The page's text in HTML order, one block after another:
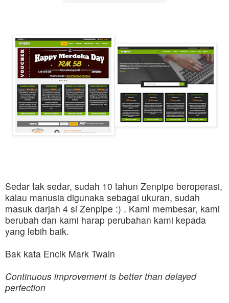
Sedar tak sedar, sudah 10 tahun Zenpipe beroperasi,
kalau manusia digunaka sebagai ukuran, sudah
masuk darjah 4 si Zenpipe :) . Kami membesar, kami
berubah dan kami harap perubahan kami kepada
yang lebih baik.
Bak kata Encik Mark Twain
Continuous improvement is better than delayed
perfection